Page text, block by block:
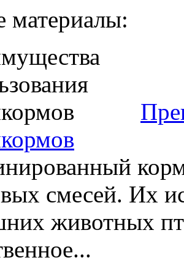
материалы:
смесей. Их
животных